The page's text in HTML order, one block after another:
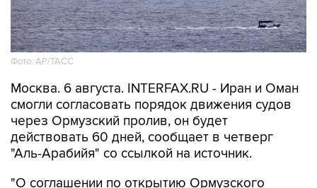
Фото: AP/ТАСС
Москва. 6 августа. INTERFAX.RU - Иран и Оман
смогли согласовать порядок движения судов
через Ормузский пролив, он будет
действовать 60 дней, сообщает в четверг
"Аль-Арабийя" со ссылкой на источник.
"О соглашении по открытию Ормузского